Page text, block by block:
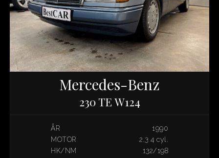
Mercedes-Benz
230 TE W124
ÅR
1990
MOTOR
2,3 4 cyl.
HK/NM
132/198